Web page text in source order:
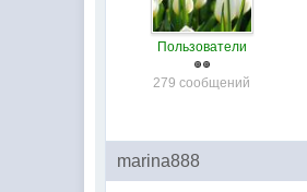
Пользователи
279 сообщений
marina888